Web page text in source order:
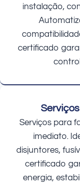
instalação,
certificado
Serviços para
imediato.
disjuntores,
certificado
energia,